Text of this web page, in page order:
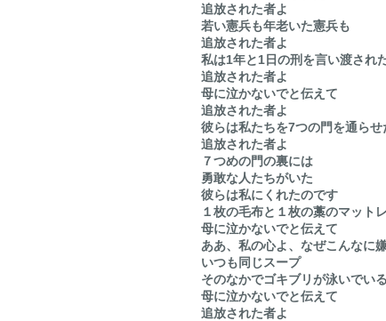
追放された者よ
若い憲兵も年老いた憲兵も
追放された者よ
私は1年と1日の刑を言い渡され
追放された者よ
母に泣かないでと伝えて
追放された者よ
彼らは私たちを7つの門を通らせ
追放された者よ
７つめの門の裏には
勇敢な人たちがいた
彼らは私にくれたのです
１枚の毛布と１枚の藁のマット
母に泣かないでと伝えて
ああ、私の心よ、なぜこんなに
いつも同じスープ
そのなかでゴキブリが泳いでいる
母に泣かないでと伝えて
追放された者よ